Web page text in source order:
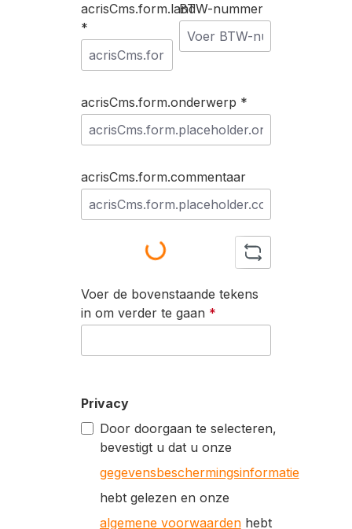
acrisCms.form.land
*
BTW-nummer
acrisCms.form.onderwerp *
acrisCms.form.commentaar
Loading...
Voer de bovenstaande tekens
in om verder te gaan *
Privacy
Door doorgaan te selecteren,
bevestigt u dat u onze
gegevensbeschermingsinformatie
hebt gelezen en onze
algemene voorwaardenhebt